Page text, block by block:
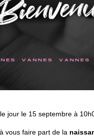
jour le 15 septembre à
vous faire part de la